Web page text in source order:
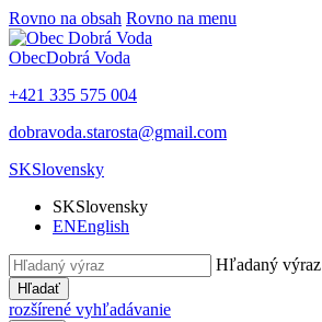
Rovno na obsah Rovno na menu
ObecDobrá Voda
+421 335 575 004
dobravoda.starosta@gmail.com
SKSlovensky
SKSlovensky
ENEnglish
Hľadaný výraz
Hľadať
rozšírené vyhľadávanie